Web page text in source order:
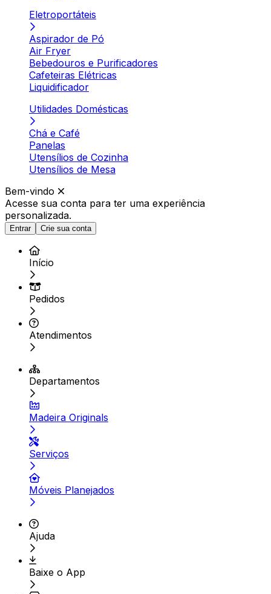
Eletroportáteis
Aspirador de Pó
Air Fryer
Bebedouros e Purificadores
Cafeteiras Elétricas
Liquidificador
Utilidades Domésticas
Chá e Café
Panelas
Utensílios de Cozinha
Utensílios de Mesa
Bem-vindo
Acesse sua conta para ter uma experiência
personalizada.
Entrar Crie sua conta
Início
Pedidos
Atendimentos
Departamentos
Madeira Originals
Serviços
Móveis Planejados
Ajuda
Baixe o App